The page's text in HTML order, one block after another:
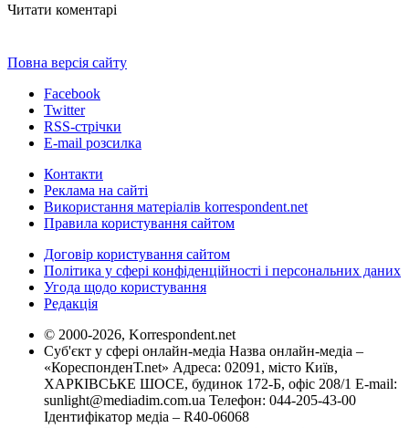
Читати коментарі
Повна версія сайту
Facebook
Twitter
RSS-стрічки
E-mail розсилка
Контакти
Реклама на сайті
Використання матеріалів korrespondent.net
Правила користування сайтом
Договір користування сайтом
Політика у сфері конфіденційності і персональних даних
Угода щодо користування
Редакція
© 2000-2026, Korrespondent.net
Суб'єкт у сфері онлайн-медіа Назва онлайн-медіа –
«КореспонденТ.net» Адреса: 02091, місто Київ,
ХАРКІВСЬКЕ ШОСЕ, будинок 172-Б, офіс 208/1 E-mail:
sunlight@mediadim.com.ua Телефон: 044-205-43-00
Ідентифікатор медіа – R40-06068